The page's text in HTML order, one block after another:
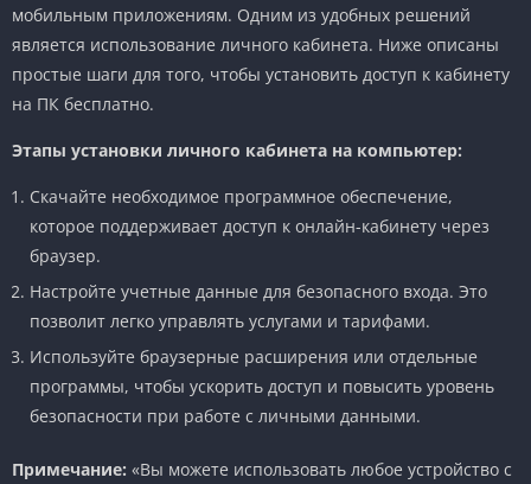
мобильным приложениям. Одним из удобных решений
является использование личного кабинета. Ниже описаны
простые шаги для того, чтобы установить доступ к кабинету
на ПК бесплатно.
Этапы установки личного кабинета на компьютер:
Скачайте необходимое программное обеспечение,
которое поддерживает доступ к онлайн-кабинету через
браузер.
Настройте учетные данные для безопасного входа. Это
позволит легко управлять услугами и тарифами.
Используйте браузерные расширения или отдельные
программы, чтобы ускорить доступ и повысить уровень
безопасности при работе с личными данными.
Примечание: «Вы можете использовать любое устройство с